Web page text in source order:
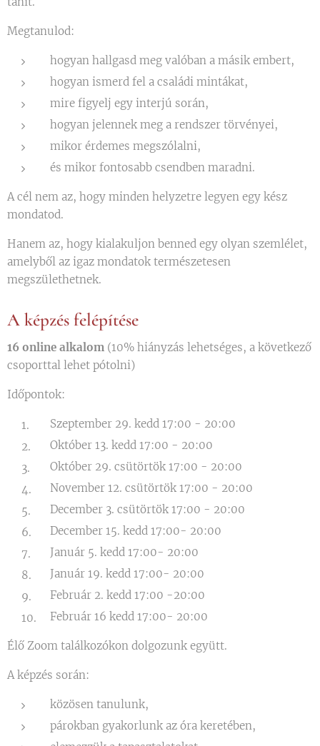
Megtanulod:
hogyan hallgasd meg valóban a másik embert,
hogyan ismerd fel a családi mintákat,
mire figyelj egy interjú során,
hogyan jelennek meg a rendszer törvényei,
mikor érdemes megszólalni,
és mikor fontosabb csendben maradni.
A cél nem az, hogy minden helyzetre legyen egy kész
mondatod.
Hanem az, hogy kialakuljon benned egy olyan szemlélet,
amelyből az igaz mondatok természetesen
megszülethetnek.
A képzés felépítése
16 online alkalom (10% hiányzás lehetséges, a következő
csoporttal lehet pótolni)
Időpontok:
Szeptember 29. kedd 17:00 - 20:00
Október 13. kedd 17:00 - 20:00
Október 29. csütörtök 17:00 - 20:00
November 12. csütörtök 17:00 - 20:00
December 3. csütörtök 17:00 - 20:00
December 15. kedd 17:00- 20:00
Január 5. kedd 17:00- 20:00
Január 19. kedd 17:00- 20:00
Február 2. kedd 17:00 -20:00
Február 16 kedd 17:00- 20:00
Élő Zoom találkozókon dolgozunk együtt.
A képzés során:
közösen tanulunk,
párokban gyakorlunk az óra keretében,